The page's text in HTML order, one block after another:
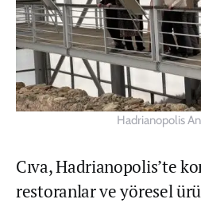
Hadrianopolis
Cıva, Hadrianopolis’te
restoranlar ve yöresel